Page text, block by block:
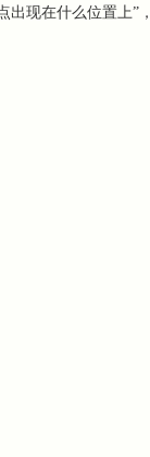
出现在什么位置上”